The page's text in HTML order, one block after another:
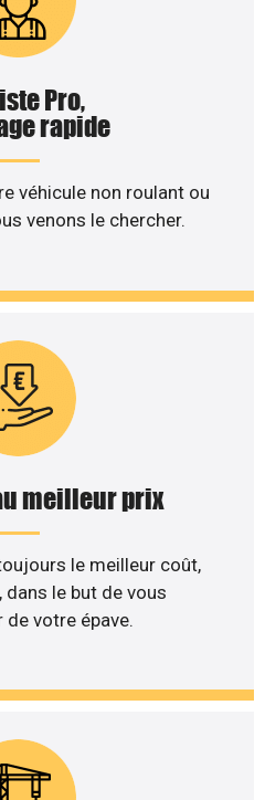
Pro,
rapide
véhicule non roulant ou
venons le chercher.
meilleur prix
le meilleur coût,
le but de vous
de votre épave.